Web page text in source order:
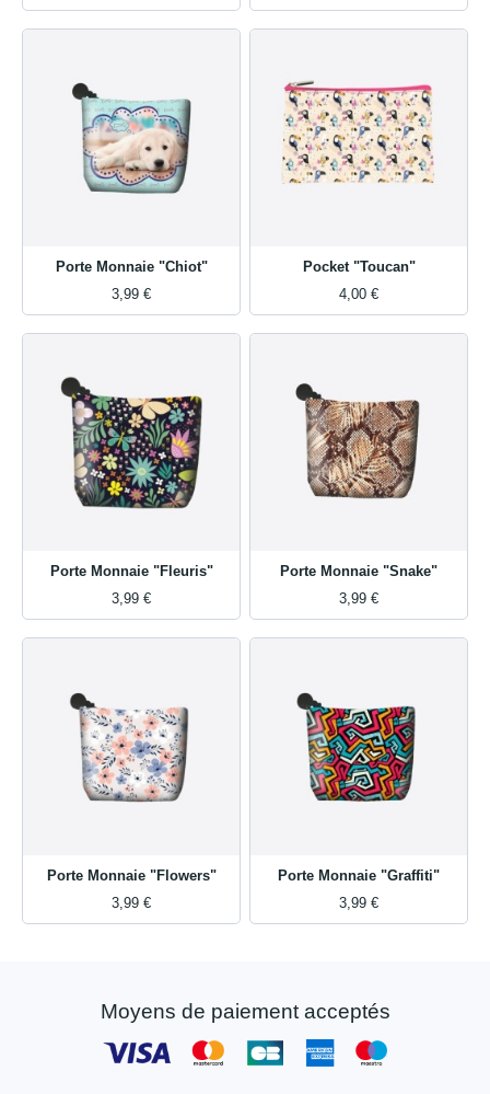
Porte Monnaie "Chiot"
3,99 €
Pocket "Toucan"
4,00 €
Porte Monnaie "Fleuris"
3,99 €
Porte Monnaie "Snake"
3,99 €
Porte Monnaie "Flowers"
3,99 €
Porte Monnaie "Graffiti"
3,99 €
Moyens de paiement acceptés